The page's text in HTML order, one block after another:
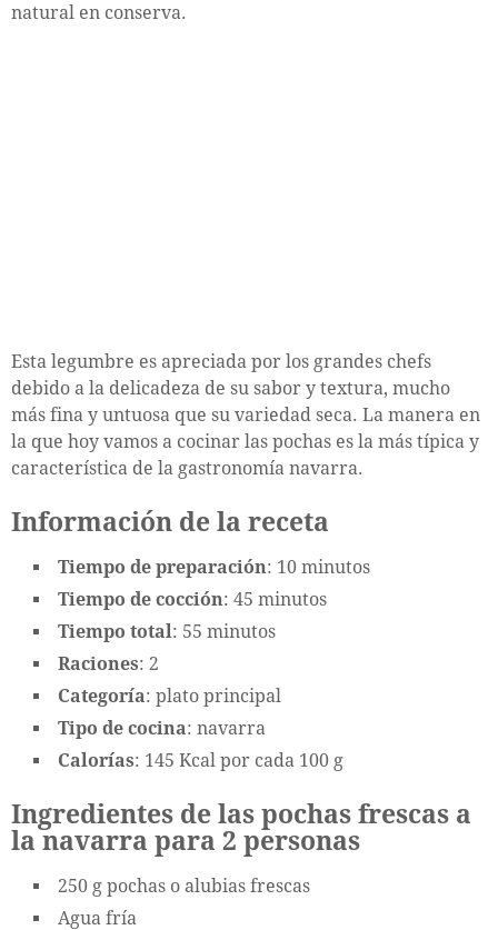
natural en conserva.
Esta legumbre es apreciada por los grandes chefs
debido a la delicadeza de su sabor y textura, mucho
más fina y untuosa que su variedad seca. La manera en
la que hoy vamos a cocinar las pochas es la más típica y
característica de la gastronomía navarra.
Información de la receta
Tiempo de preparación: 10 minutos
Tiempo de cocción: 45 minutos
Tiempo total : 55 minutos
Raciones: 2
Categoría: plato principal
Tipo de cocina: navarra
Calorías: 145 Kcal por cada 100 g
Ingredientes de las pochas frescas a
la navarra para 2 personas
250 g pochas o alubias frescas
Agua fría